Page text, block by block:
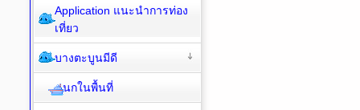
Application แนะนำการท่อง
เที่ยว
บางตะบูนมีดี
นกในพื้นที่